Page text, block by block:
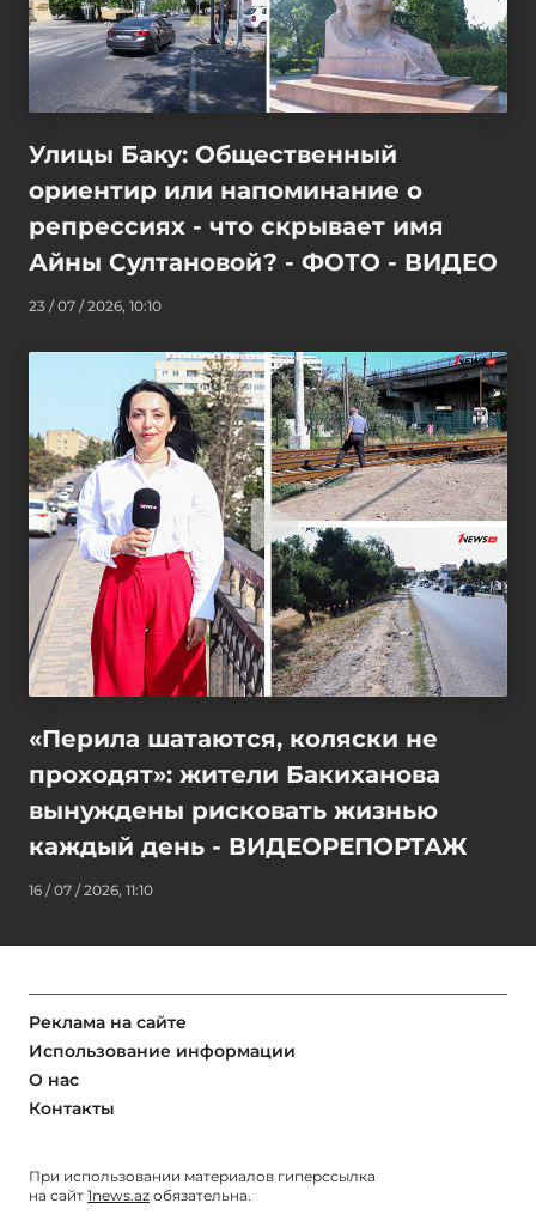
Улицы Баку: Общественный
ориентир или напоминание о
репрессиях - что скрывает имя
Айны Султановой? - ФОТО - ВИДЕО
23 / 07 / 2026, 10:10
«Перила шатаются, коляски не
проходят»: жители Бакиханова
вынуждены рисковать жизнью
каждый день - ВИДЕОРЕПОРТАЖ
16 / 07 / 2026, 11:10
Реклама на сайте
Использование информации
О нас
Контакты
При использовании материалов гиперссылка
на сайт 1news.az обязательна.